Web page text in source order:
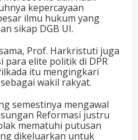
kepercayaan
ilmu hukum yang
sikap DGB UI.
Prof. Harkristuti juga
para elite politik di DPR
itu mengingkari
wakil rakyat.
semestinya mengawal
Reformasi justru
mematuhi putusan
dikeluarkan untuk